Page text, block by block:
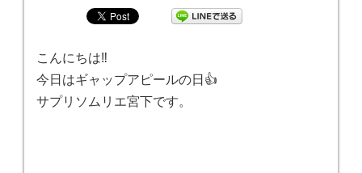
こんにちは‼️
今日はギャップアピールの日👍
サプリソムリエ宮下です。